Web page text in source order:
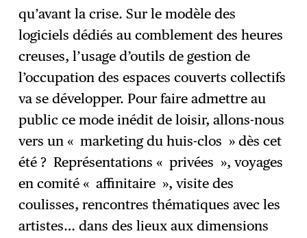
qu’avant la crise. Sur le modèle des
logiciels dédiés au comblement des heures
creuses, l’usage d’outils de gestion de
l’occupation des espaces couverts collectifs
va se développer. Pour faire admettre au
public ce mode inédit de loisir, allons-nous
vers un « marketing du huis-clos » dès cet
été ? Représentations « privées », voyages
en comité « affinitaire », visite des
coulisses, rencontres thématiques avec les
artistes… dans des lieux aux dimensions